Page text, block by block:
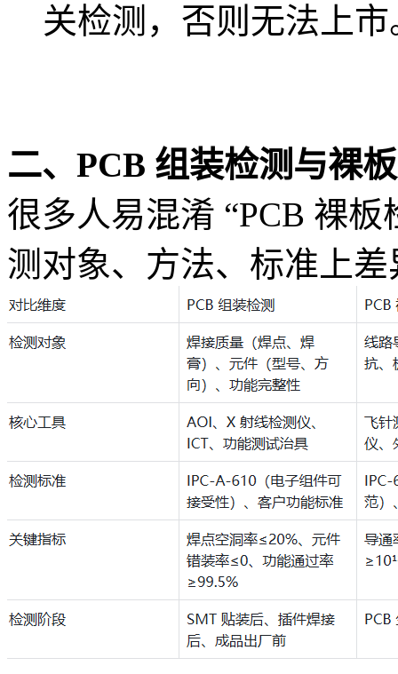
关检测，否则无法上市
二、PCB 组装检测与裸
很多人易混淆 “PCB 裸
测对象、方法、标准上